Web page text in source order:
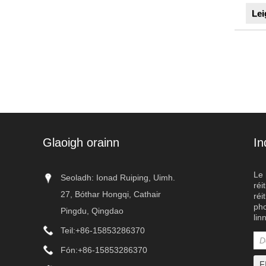
Glaoigh orainn
Seoladh: Ionad Ruiping, Uimh.
27, Bóthar Hongqi, Cathair
Pingdu, Qingdao
Teil:+86-15853286370
Fón:+86-15853286370
Le
Ltd. Tá na
gcóras
gan íoc,